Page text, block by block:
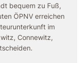
bequem zu Fuß,
ÖPNV erreichen
im
Connewitz,